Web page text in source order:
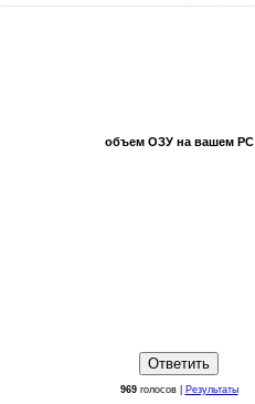
объем ОЗУ на вашем PC
969голосов | Результаты